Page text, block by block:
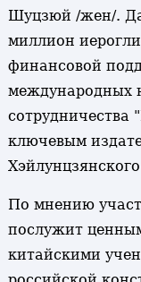
Шуцзюй /жен/.
миллион
финансовой
международных
ключевым
По мнению
послужит
китайскими